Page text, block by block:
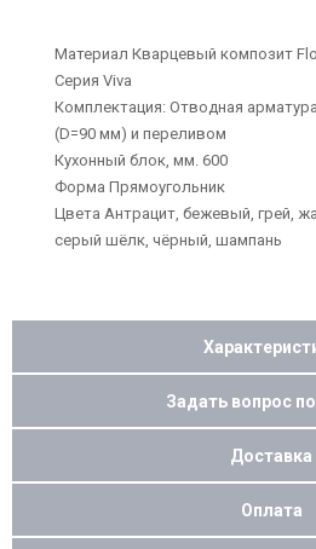
Материал Кварцевый композит
Серия Viva
Комплектация: Отводная
(D=90 мм) и переливом
Кухонный блок, мм. 600
Форма Прямоугольник
Цвета Антрацит, бежевый, грей,
серый шёлк, чёрный, шампань
Задать вопрос
Доставка
Оплата